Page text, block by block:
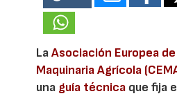
LaAsociación Europea
Maquinaria Agrícola
una guía técnica que fija